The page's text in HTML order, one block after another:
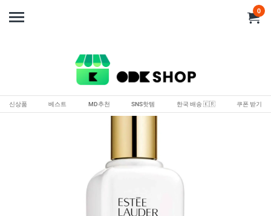
0
신상품 베스트 MD추천 SNS핫템 한국 배송 🇰🇷 쿠폰 받기